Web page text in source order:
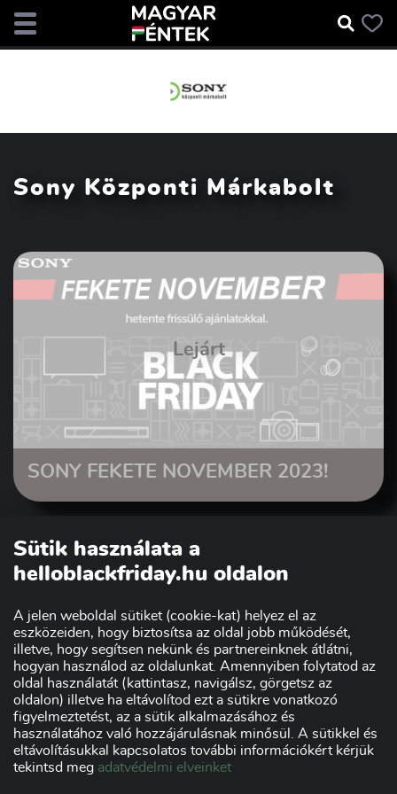
Sony Központi Márkabolt
Lejárt
SONY FEKETE NOVEMBER 2023!
Sütik használata a
helloblackfriday.hu oldalon
A jelen weboldal sütiket (cookie-kat) helyez el az
eszközeiden, hogy biztosítsa az oldal jobb működését,
illetve, hogy segítsen nekünk és partnereinknek átlátni,
hogyan használod az oldalunkat. Amennyiben folytatod az
oldal használatát (kattintasz, navigálsz, görgetsz az
oldalon) illetve ha eltávolítod ezt a sütikre vonatkozó
figyelmeztetést, az a sütik alkalmazásához és
használatához való hozzájárulásnak minősül. A sütikkel és
eltávolításukkal kapcsolatos további információkért kérjük
tekintsd meg adatvédelmi elveinket
Szakmai partnerünk:
Impresszum
Adatvédelmi nyilatkozat